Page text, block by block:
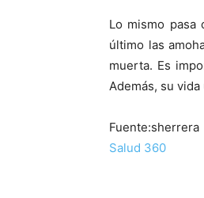
Lo mismo
último las
muerta. Es
Además, su
Fuente:sherrera
Salud 360